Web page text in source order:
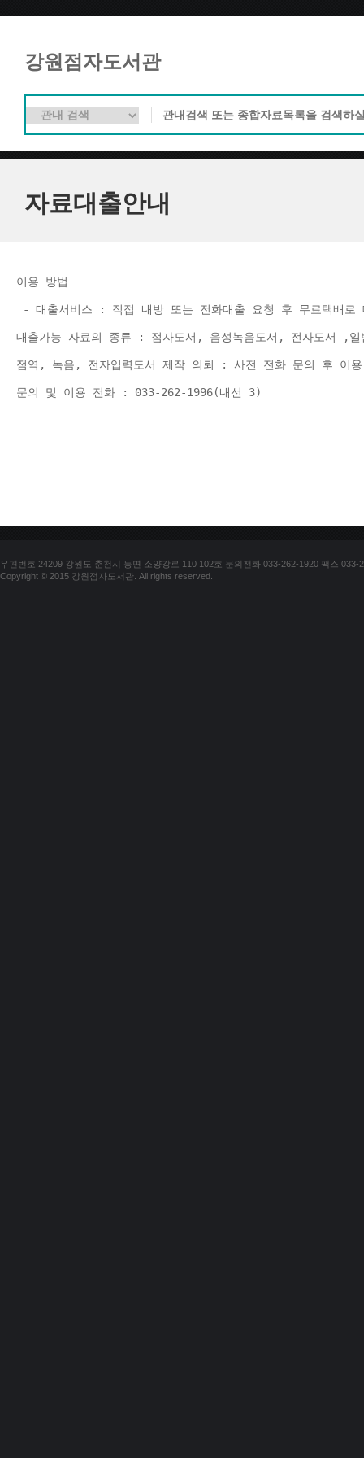
강원점자도서관
자료대출안내
이용 방법
- 대출서비스 : 직접 내방 또는 전화대출 요청 후 무료택배
대출가능 자료의 종류 : 점자도서, 음성녹음도서, 전자도서 ,
점역, 녹음, 전자입력도서 제작 의뢰 : 사전 전화 문의 후 이
문의 및 이용 전화 : 033-262-1996(내선 3)
우편번호 24209 강원도 춘천시 동면 소양강로 110 102호 문의전화 033-262-1920 팩스 033-
Copyright © 2015 강원점자도서관. All rights reserved.